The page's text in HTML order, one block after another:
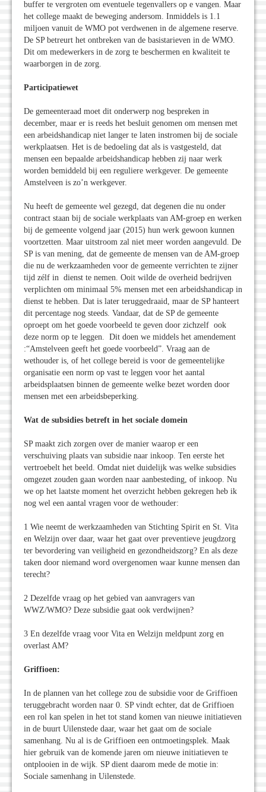
buffer te vergroten om eventuele tegenvallers op e vangen. Maar
het college maakt de beweging andersom. Inmiddels is 1.1
miljoen vanuit de WMO pot verdwenen in de algemene reserve.
De SP betreurt het ontbreken van de basistarieven in de WMO.
Dit om medewerkers in de zorg te beschermen en kwaliteit te
waarborgen in de zorg.
Participatiewet
De gemeenteraad moet dit onderwerp nog bespreken in
december, maar er is reeds het besluit genomen om mensen met
een arbeidshandicap niet langer te laten instromen bij de sociale
werkplaatsen. Het is de bedoeling dat als is vastgesteld, dat
mensen een bepaalde arbeidshandicap hebben zij naar werk
worden bemiddeld bij een reguliere werkgever. De gemeente
Amstelveen is zo’n werkgever.
Nu heeft de gemeente wel gezegd, dat degenen die nu onder
contract staan bij de sociale werkplaats van AM-groep en werken
bij de gemeente volgend jaar (2015) hun werk gewoon kunnen
voortzetten. Maar uitstroom zal niet meer worden aangevuld. De
SP is van mening, dat de gemeente de mensen van de AM-groep
die nu de werkzaamheden voor de gemeente verrichten te zijner
tijd zélf in dienst te nemen. Ooit wilde de overheid bedrijven
verplichten om minimaal 5% mensen met een arbeidshandicap in
dienst te hebben. Dat is later teruggedraaid, maar de SP hanteert
dit percentage nog steeds. Vandaar, dat de SP de gemeente
oproept om het goede voorbeeld te geven door zichzelf ook
deze norm op te leggen. Dit doen we middels het amendement
:“Amstelveen geeft het goede voorbeeld”. Vraag aan de
wethouder is, of het college bereid is voor de gemeentelijke
organisatie een norm op vast te leggen voor het aantal
arbeidsplaatsen binnen de gemeente welke bezet worden door
mensen met een arbeidsbeperking.
Wat de subsidies betreft in het sociale domein
SP maakt zich zorgen over de manier waarop er een
verschuiving plaats van subsidie naar inkoop. Ten eerste het
vertroebelt het beeld. Omdat niet duidelijk was welke subsidies
omgezet zouden gaan worden naar aanbesteding, of inkoop. Nu
we op het laatste moment het overzicht hebben gekregen heb ik
nog wel een aantal vragen voor de wethouder:
1 Wie neemt de werkzaamheden van Stichting Spirit en St. Vita
en Welzijn over daar, waar het gaat over preventieve jeugdzorg
ter bevordering van veiligheid en gezondheidszorg? En als deze
taken door niemand word overgenomen waar kunne mensen dan
terecht?
2 Dezelfde vraag op het gebied van aanvragers van
WWZ/WMO? Deze subsidie gaat ook verdwijnen?
3 En dezelfde vraag voor Vita en Welzijn meldpunt zorg en
overlast AM?
Griffioen:
In de plannen van het college zou de subsidie voor de Griffioen
teruggebracht worden naar 0. SP vindt echter, dat de Griffioen
een rol kan spelen in het tot stand komen van nieuwe initiatieven
in de buurt Uilenstede daar, waar het gaat om de sociale
samenhang. Nu al is de Griffioen een ontmoetingsplek. Maak
hier gebruik van de komende jaren om nieuwe initiatieven te
ontplooien in de wijk. SP dient daarom mede de motie in:
Sociale samenhang in Uilenstede.